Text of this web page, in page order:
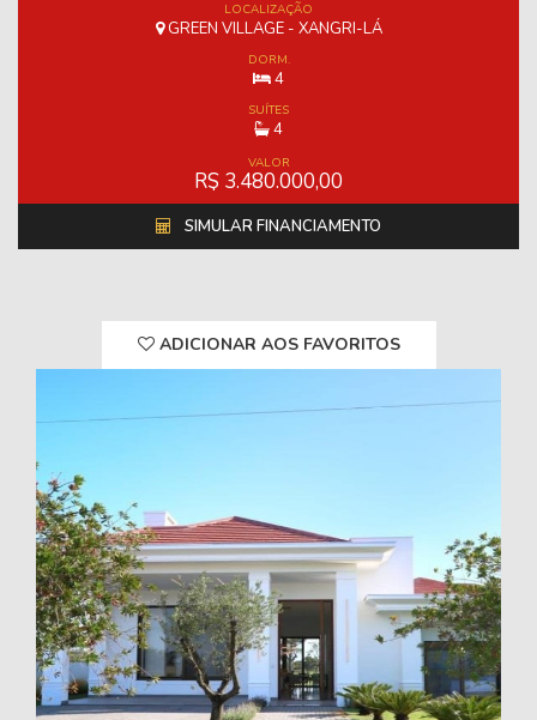
LOCALIZAÇÃO
GREEN VILLAGE - XANGRI-LÁ
DORM.
4
SUÍTES
4
VALOR
R$ 3.480.000,00
SIMULAR FINANCIAMENTO
ADICIONAR AOS FAVORITOS